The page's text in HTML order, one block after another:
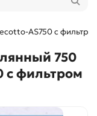
AS750 с
750
с фильтром